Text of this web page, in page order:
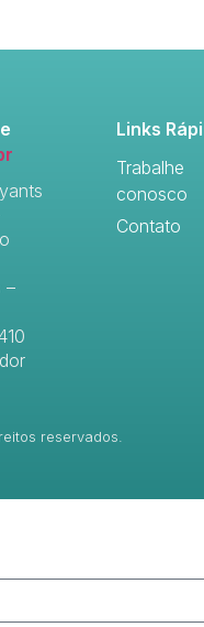
–
Links
Trabalhe
conosco
Contato
reservados.